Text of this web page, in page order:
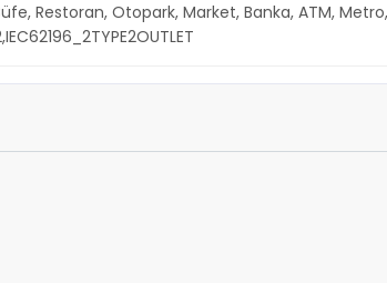
Restoran, Otopark, Market, Banka, ATM,